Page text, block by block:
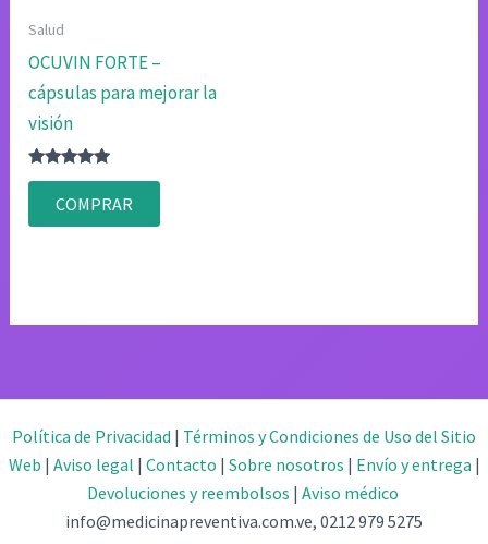
Salud
OCUVIN FORTE –
cápsulas para mejorar la
visión
Valorado
4.80
de 5
COMPRAR
Política de Privacidad | Términos y Condiciones de Uso del Sitio
Web | Aviso legal | Contacto | Sobre nosotros | Envío y entrega |
Devoluciones y reembolsos | Aviso médico
info@medicinapreventiva.com.ve, 0212 979 5275